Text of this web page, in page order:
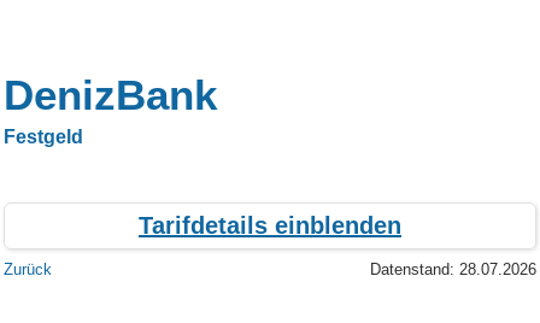
DenizBank
Festgeld
Tarifdetails ein blenden
Datenstand: 28.07.2026
Zurück